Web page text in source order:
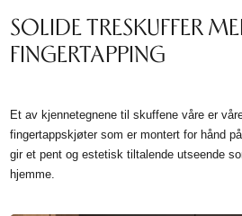
SOLIDE TRESKUFFER
FINGERTAPPING
Et av kjennetegnene til skuffene våre er
fingertappskjøter som er montert for hånd
gir et pent og estetisk tiltalende utseende
hjemme.